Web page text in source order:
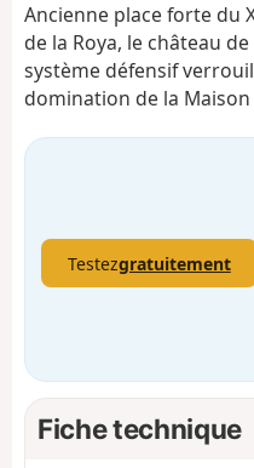
Ancienne place forte du
de la Roya, le château
système défensif
domination de la Maison
Testezgratuitement
Fiche technique